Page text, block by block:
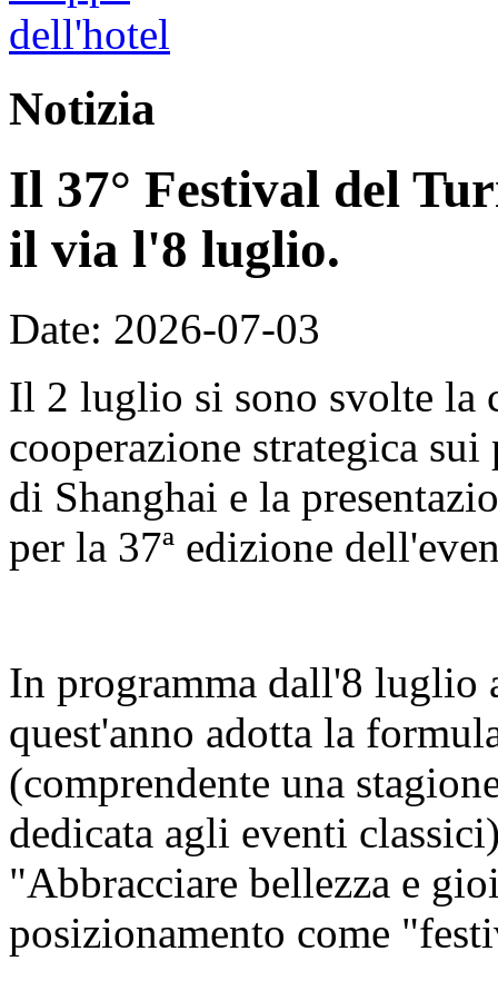
Notizia
Il 37° Festival del
il via l'8 luglio.
Date: 2026-07-03
Il 2 luglio si sono svolte la
cooperazione strategica
di Shanghai e la
per la 37ª edizione
In programma dall'8
quest'anno adotta la
(comprendente una
dedicata agli eventi
"Abbracciare bellezza e
posizionamento come